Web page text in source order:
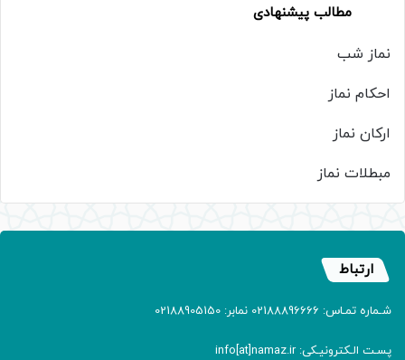
مطالب پیشنهادی
نماز شب
احکام نماز
ارکان نماز
مبطلات نماز
ارتباط
شـماره تمـاس: 02188896666 نمابر: 02188905150
پسـت الـکترونیـکی: info[at]namaz.ir